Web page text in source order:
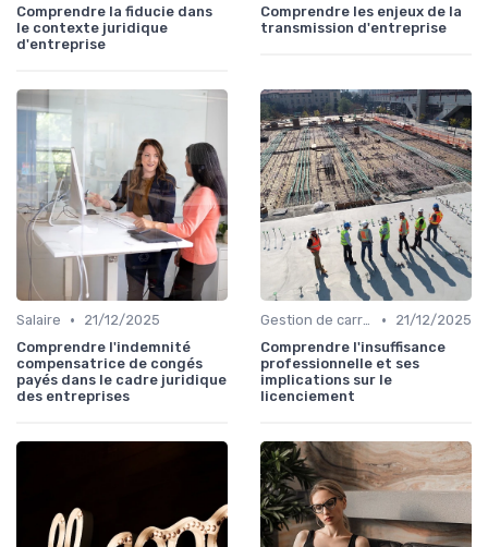
Comprendre la fiducie dans
le contexte juridique
d'entreprise
Comprendre les enjeux de la
transmission d'entreprise
Salaire •
21/12/2025
Comprendre l'indemnité
compensatrice de congés
payés dans le cadre juridique
des entreprises
Gestion de carrière •
21/12/2025
Comprendre l'insuffisance
professionnelle et ses
implications sur le
licenciement